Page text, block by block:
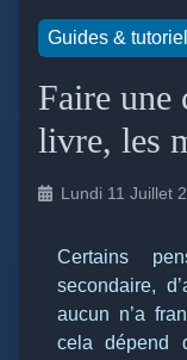
Guides &
Faire une
livre, les
Lundi 11 Juillet
Certains
secondaire,
aucun n’a
cela dépend